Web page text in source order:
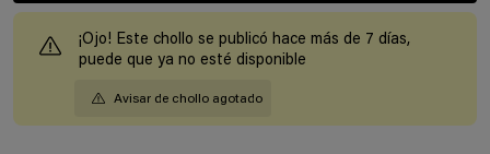
¡Ojo! Este chollo se publicó hace más de 7 días,
puede que ya no esté disponible
Avisar de chollo agotado